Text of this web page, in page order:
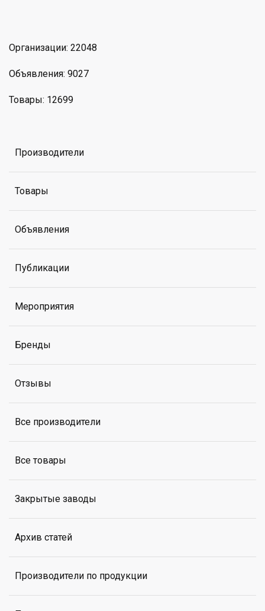
Организации: 22048
Объявления: 9027
Товары: 12699
Производители
Товары
Объявления
Публикации
Мероприятия
Бренды
Отзывы
Все производители
Все товары
Закрытые заводы
Архив статей
Производители по продукции